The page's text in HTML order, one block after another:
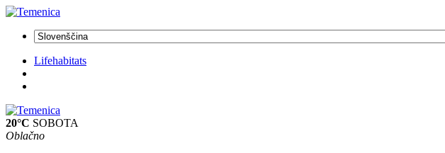
Lifehabitats
20°C SOBOTA
Oblačno